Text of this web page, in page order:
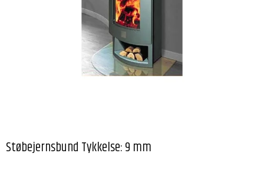
Støbejernsbund Tykkelse: 9 mm